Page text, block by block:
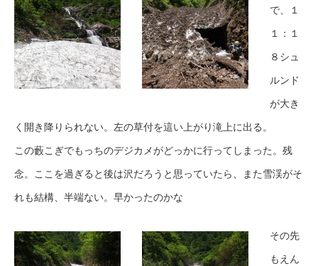
で、１
１：１
８シュ
ルンド
が大き
く開き降りられない。左の草付を這い上がり滝上に出る。
この藪こぎでもっちのデジカメがどっかに行ってしまった。残
念。ここを過ぎると後は沢だろうと思っていたら、また雪渓がそ
れも結構、半端ない。早かったのかな
その先
もえん